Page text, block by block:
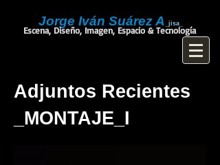
Jorge Iván Suárez A _jisa_
Escena, Diseño, Imagen, Espacio & Tecnología
Adjuntos Recientes
_MONTAJE_I